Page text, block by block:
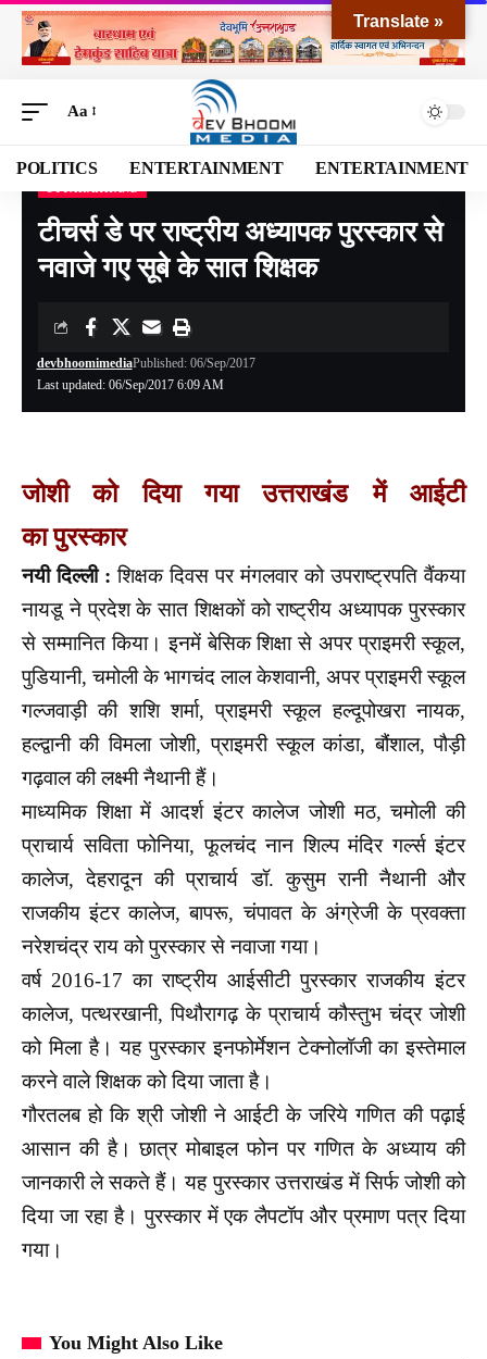
Aa
POLITICS ENTERTAINMENT ENTERTAINMENT
Devbhoomi Media>Blog>NATIONAL >UTTARAKHAND>टीचर्स डे पर राष्ट्रीय अध्यापक पुरस्कार से नवाजे गए सूबे के सात शिक्षक
टीचर्स डे पर राष्ट्रीय अध्यापक पुरस्कार से
नवाजे गए सूबे के सात शिक्षक
Last updated: 06/Sep/2017 6:09 AM
devbhoomimediaPublished: 06/Sep/2017
जोशी को दिया गया उत्तराखंड में आईटी
का पुरस्कार
नयी दिल्ली : शिक्षक दिवस पर मंगलवार को उपराष्ट्रपत‌ि वैंकया
नायडू ने प्रदेश के सात शिक्षकों कोराष्ट्रीय अध्यापक पुरस्कार
से सम्मानित किया। इनमें बेसिक शिक्षा से अपर प्राइमरी स्कूल,
पुडियानी, चमोली के भागचंद लाल केशवानी, अपर प्राइमरी स्कूल
गल्जवाड़ी की शशि शर्मा, प्राइमरी स्कूलहल्दूपोखरा नायक,
हल्द्वानी की विमला जोशी, प्राइमरी स्कूल कांडा, बौंशाल, पौड़ी
गढ़वाल की लक्ष्मी नैथानी हैं।
माध्यमिक शिक्षा में आदर्श इंटर कालेज जोशी मठ, चमोली की
प्राचार्य सविता फोनिया, फूलचंद नान शिल्प मंदिर गर्ल्स इंटर
कालेज, देहरादून की प्राचार्य डॉ. कुसुम रानी नैथानी और
राजकीय इंटर कालेज, बापरू, चंपावत के अंग्रेजी के प्रवक्ता
नरेशचंद्र राय को पुरस्कार से नवाजा गया।
वर्ष 2016-17 का राष्ट्रीय आईसीटी पुरस्कार राजकीय इंटर
कालेज, पत्थरखानी, पिथौरागढ़ के प्राचार्य कौस्तुभ चंद्र जोशी
को मिला है। यह पुरस्कार इनफोर्मेशन टेक्नोलॉजी का इस्तेमाल
करने वाले शिक्षक को दिया जाता है।
गौरतलब हो कि श्री जोशी ने आईटी के जरिये गणित की पढ़ाई
आसान की है। छात्र मोबाइल फोन पर गणित के अध्याय की
जानकारी ले सकते हैं। यह पुरस्कार उत्तराखंड में सिर्फ जोशी को
दिया जा रहा है। पुरस्कार में एक लैपटॉप और प्रमाण पत्र दिया
गया।
You Might Also Like
Translate »